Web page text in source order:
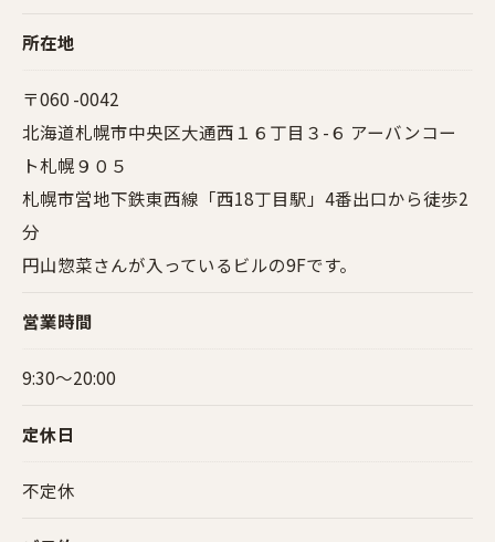
所在地
〒060 -0042
北海道札幌市中央区大通西１６丁目３-６ アーバンコー
ト札幌９０５
札幌市営地下鉄東西線「西18丁目駅」4番出口から徒歩2
分
円山惣菜さんが入っているビルの9Fです。
営業時間
9:30〜20:00
定休日
不定休